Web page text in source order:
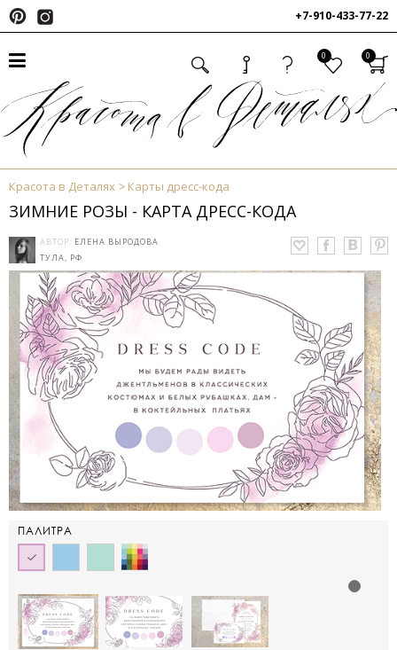
+7-910-433-77-22
0 0
Красота в Деталях Карты дресс-кода
ЗИМНИЕ РОЗЫ - КАРТА ДРЕСС-КОДА
АВТОР: ЕЛЕНА ВЫРОДОВА
ТУЛА, РФ
ПАЛИТРА